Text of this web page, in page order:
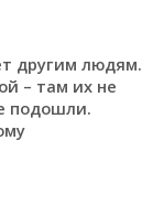
другим людям.
– там их не
подошли.